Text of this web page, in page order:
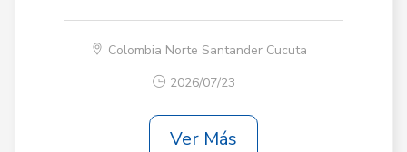
Colombia Norte Santander Cucuta
2026/07/23
Ver Más